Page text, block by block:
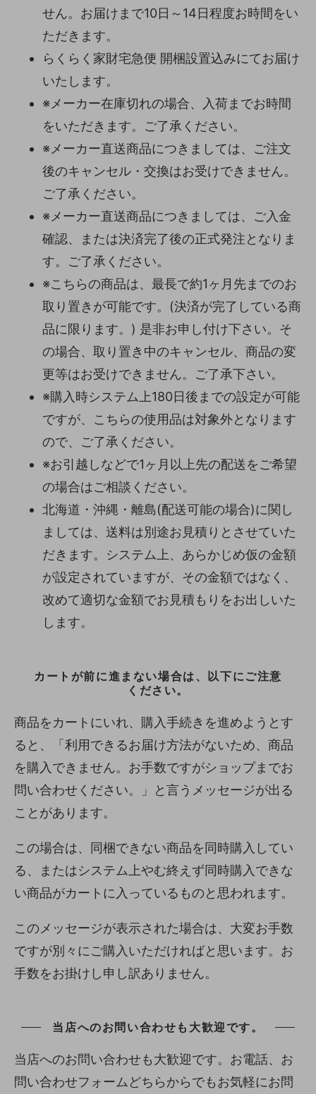
せん。お届けまで10日～14日程度お時間をい
ただきます。
らくらく家財宅急便 開梱設置込みにてお届け
いたします。
※メーカー在庫切れの場合、入荷までお時間
をいただきます。ご了承ください。
※メーカー直送商品につきましては、ご注文
後のキャンセル・交換はお受けできません。
ご了承ください。
※メーカー直送商品につきましては、ご入金
確認、または決済完了後の正式発注となりま
す。ご了承ください。
※こちらの商品は、最長で約1ヶ月先までのお
取り置きが可能です。(決済が完了している商
品に限ります。) 是非お申し付け下さい。そ
の場合、取り置き中のキャンセル、商品の変
更等はお受けできません。ご了承下さい。
※購入時システム上180日後までの設定が可能
ですが、こちらの使用品は対象外となります
ので、ご了承ください。
※お引越しなどで1ヶ月以上先の配送をご希望
の場合はご相談ください。
北海道・沖縄・離島(配送可能の場合)に関し
ましては、送料は別途お見積りとさせていた
だきます。システム上、あらかじめ仮の金額
が設定されていますが、その金額ではなく、
改めて適切な金額でお見積もりをお出しいた
します。
カートが前に進まない場合は、以下にご注意
ください。
商品をカートにいれ、購入手続きを進めようとす
ると、「利用できるお届け方法がないため、商品
を購入できません。お手数ですがショップまでお
問い合わせください。」と言うメッセージが出る
ことがあります。
この場合は、同梱できない商品を同時購入してい
る、またはシステム上やむ終えず同時購入できな
い商品がカートに入っているものと思われます。
このメッセージが表示された場合は、大変お手数
ですが別々にご購入いただければと思います。お
手数をお掛けし申し訳ありません。
当店へのお問い合わせも大歓迎です。
当店へのお問い合わせも大歓迎です。お電話、お
問い合わせフォームどちらからでもお気軽にお問